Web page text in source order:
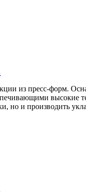
из пресс-форм.
высокие
но и производить